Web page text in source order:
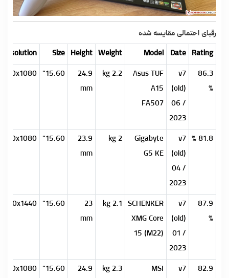
رقبای احتمالی مقایسه شده
Rating
Date
Model
Weight
Height
Size
Resolution
86.3
%
v7
(old)
06 /
2023
Asus TUF
A15
FA507
2.2 kg
24.9
mm
15.60"
81.8 %
v7
(old)
04 /
2023
Gigabyte
G5 KE
2 kg
23.9
mm
15.60"
87.9
%
v7
(old)
01 /
2023
SCHENKER
XMG Core
15 (M22)
2.1 kg
23
mm
15.60"
82.9
v7
MSI
2.3 kg
24.9
15.60"